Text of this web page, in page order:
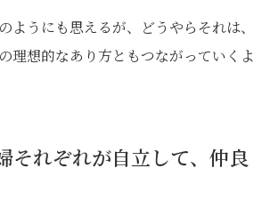
ようにも思えるが、どうやらそれは、
理想的なあり方ともつながっていくよ
それぞれが自立して、仲良